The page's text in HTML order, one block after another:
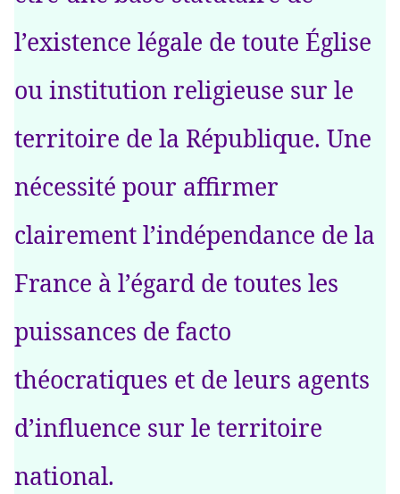
l’existence légale de toute Église
ou institution religieuse sur le
territoire de la République. Une
nécessité pour affirmer
clairement l’indépendance de la
France à l’égard de toutes les
puissances de facto
théocratiques et de leurs agents
d’influence sur le territoire
national.